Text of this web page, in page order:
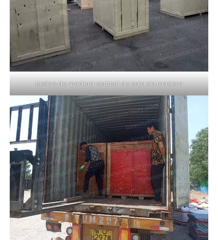
Molino de madera vertical de caja de madera